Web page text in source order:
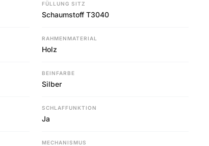
FÜLLUNG SITZ
Schaumstoff T3040
RAHMENMATERIAL
Holz
BEINFARBE
Silber
SCHLAFFUNKTION
Ja
MECHANISMUS